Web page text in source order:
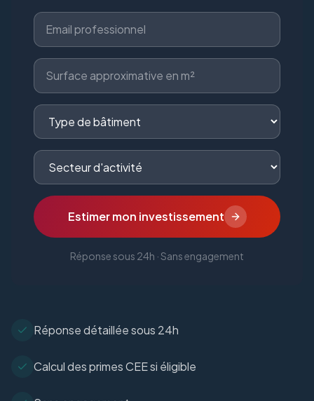
Estimer mon investissement
Réponse sous 24h · Sans engagement
Réponse détaillée sous 24h
Calcul des primes CEE si éligible